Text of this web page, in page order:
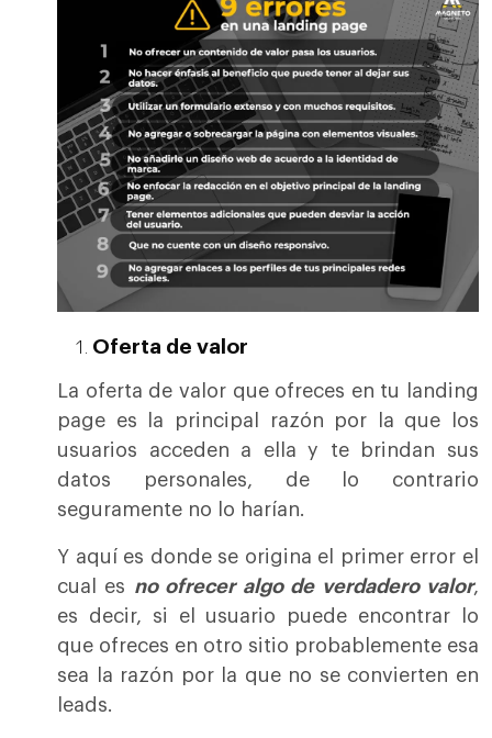
Oferta de valor
La oferta de valor que ofreces en tu landing
page es la principal razón por la que los
usuarios acceden a ella y te brindan sus
datos personales, de lo contrario
seguramente no lo harían.
Y aquí es donde se origina el primer error el
cual es no ofrecer algo de verdadero valor,
es decir, si el usuario puede encontrar lo
que ofreces en otro sitio probablemente esa
sea la razón por la que no se convierten en
leads.